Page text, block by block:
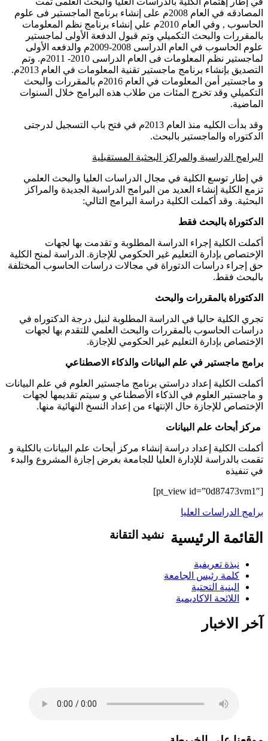
المصادقه في العام 2008م على إنشاء برنامج الماجستير فى علوم
الحاسوب , وفي العام 2010م علي إنشاء برنامج نظم المعلومات
بالمقررات والبحث التكميلي وتم قبول الدفعة الأولى لماجستير
علوم الحاسوب في العام الدراسى 2008-2009م والدفعه الأولى
لماجستير نظم المعلومات فى العام الدراسى 2010- 2011م. وتم
التصديق بإنشاء برنامج ماجستير تقنية المعلومات في العام 2013م.
و ماجستير أمن المعلومات في العام 2016م بالمقررات والبحث
التكميلي وقد تخرج المئات من طلاب هذه البرامج خلال السنوات
الماضية.
وقد بدأت الكليه منذ العام 2013م في فتح باب التسجيل لدرجتى
الدكتوراه والماجستير بالبحث.
البرامج الدراسية والمراكز البحثية المستقبلية
في إطار توسع الكلية في مجال الدراسات العليا والبحث العلمي
تزمع الكلية إنشاء العديد من البرامج الدراسية الجديدة والمراكز
البحثية. وقد أكملت الكلية دراسة البرامج التالي:
الدكتوراة بالبحث فقط
أكملت الكلية إجراء الدراسة المطلوبة و تقدمت بها لجهات
الإختصاص بإدارة التعليم غير الحكومي للإجازة. الدراسة لمنح الكلية
حق إجراء دراسات الدتوراة في مجالات دراسات الحاسوب المختلفة
بالبحث فقط.
الدكتوراة بالمقررات والبحث
تجري الكلية حاليا في الدراسة المطلوبة لنيل درجة الدكتوراه في
دراسات الحاسوب بالمقررات والبحث العلمي للتقدم بها لجهات
الإختصاص بإدارة التعليم غير الحكومي للإجازة.
برامج ماجستير في علم البيانات والذكاء الاصطناعي
أكملت الكلية إعداد دراستي برنامج ماجستير العلوم في علم البيانات
و ماجستير العلوم في الذكاء الأصطناعي و سيتم تقديمها لجهات
الإختصاص للإجازة حال الإنتهاء من إعداد النسخ النهائية منها.
مركز أبحاث علم البيانات
أكملت الكلية إعداد دراسة إنشاء مركز أبحاث علم البيانات بالكلية و
تقمت بالدراسة للإدارة العليا للجامعة بغرض إجازة المشروع والبدء
في تنفيذه
[pt_view id=”0d87473vm1″]
برامج الدراسات العليا
القائمة الرئيسية
نبذة تعريفية
كلمة رئيس الجامعة
البنية التحتية
اللائحة الاكاديمية
آخر الاخبار
نشيد التقانة